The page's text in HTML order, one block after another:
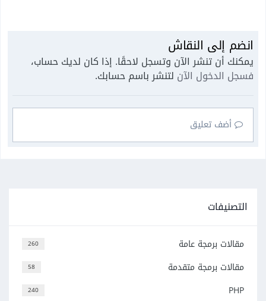
انضم إلى النقاش
يمكنك أن تنشر الآن وتسجل لاحقًا. إذا كان لديك حساب،
فسجل الدخول الآن لتنشر باسم حسابك.
أضف تعليق
التصنيفات
260 مقالات برمجة عامة
58 مقالات برمجة متقدمة
240 PHP